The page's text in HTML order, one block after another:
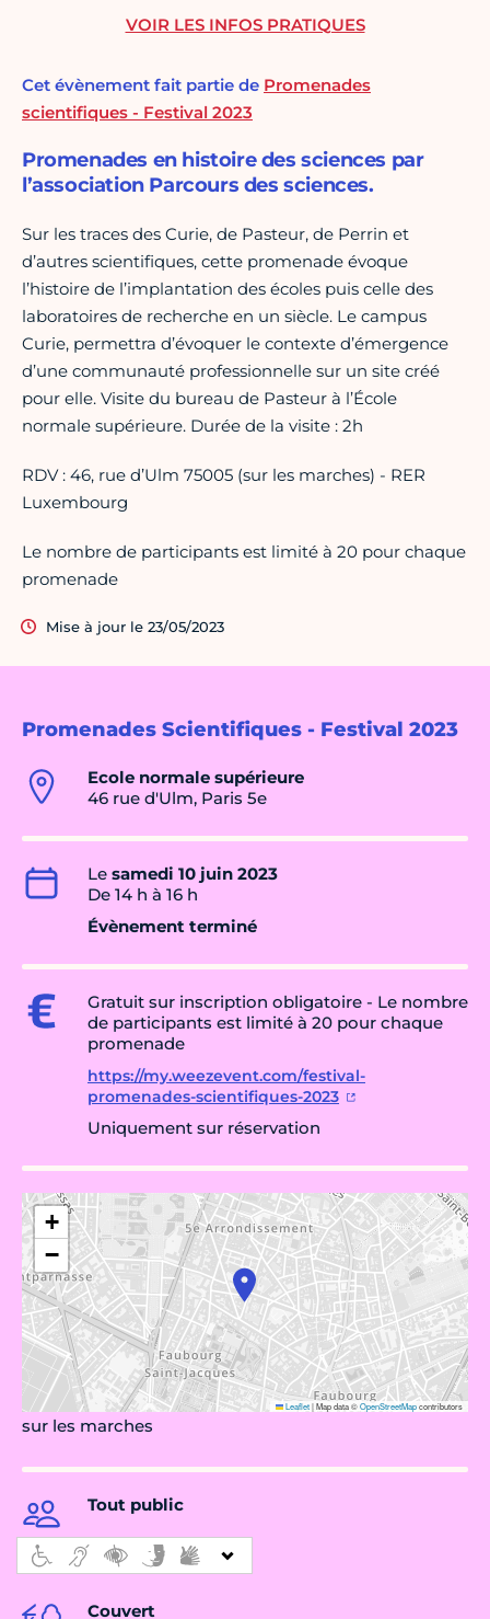
Promenades Scientifiques - Festival 2023
Ecole normale supérieure
46 rue d'Ulm, Paris 5e
Le samedi 10 juin 2023
De 14 h à 16 h
Évènement terminé
Gratuit sur inscription obligatoire - Le nombre
de participants est limité à 20 pour chaque
promenade
https://my.weezevent.com/festival-
promenades-scientifiques-2023
Uniquement sur réservation
+
−
Leaflet|Map data ©OpenStreetMapcontributors
sur les marches
Tout public
Couvert
Cet évènement fait partie de Promenades
scientifiques - Festival 2023
Promenades en histoire des sciences par
l’association Parcours des sciences.
Sur les traces des Curie, de Pasteur, de Perrin et
d’autres scientifiques, cette promenade évoque
l’histoire de l’implantation des écoles puis celle des
laboratoires de recherche en un siècle. Le campus
Curie, permettra d’évoquer le contexte d’émergence
d’une communauté professionnelle sur un site créé
pour elle. Visite du bureau de Pasteur à l’École
normale supérieure. Durée de la visite : 2h
RDV : 46, rue d’Ulm 75005 (sur les marches) - RER
Luxembourg
Le nombre de participants est limité à 20 pour chaque
promenade
Mise à jour le 23/05/2023
VOIR LES INFOS PRATIQUES